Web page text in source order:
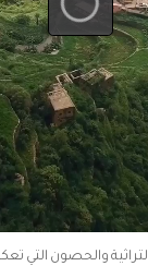
والحصون التي